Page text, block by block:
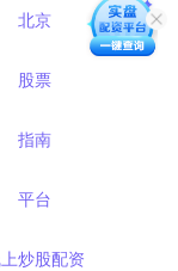
北京
股票
指南
平台
炒股配资